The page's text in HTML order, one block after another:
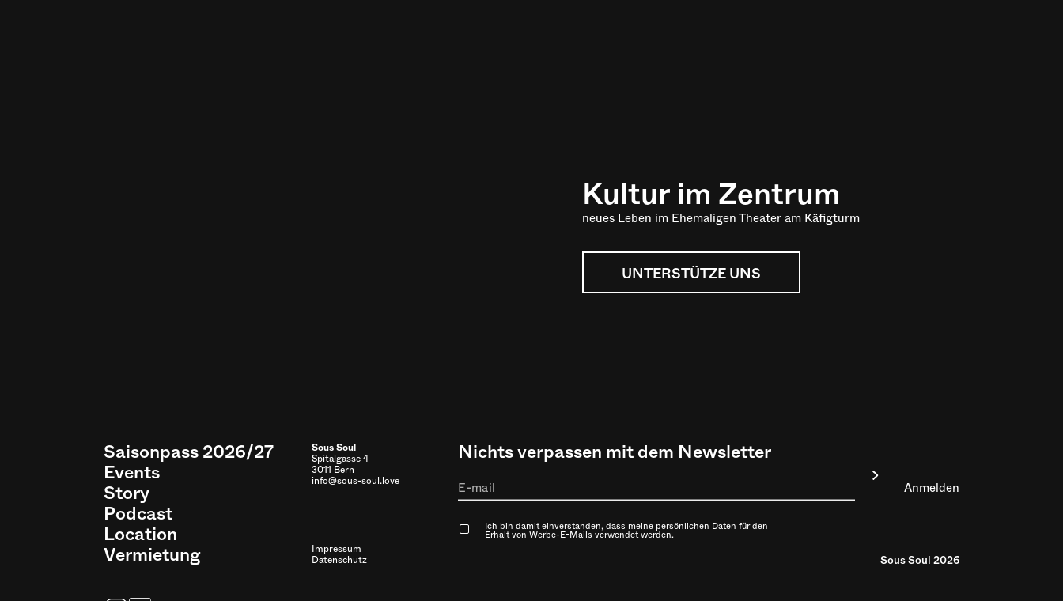
Kultur im Zentrum
neues Leben im Ehemaligen Theater am Käfigturm
UNTERSTÜTZE UNS
Saisonpass 2026/27
Events
Story
Podcast
Location
Vermietung
Sous Soul
Spitalgasse 4
3011 Bern
info@sous-soul.love
Impressum
Datenschutz
Nichts verpassen mit dem Newsletter
Ich bin damit einverstanden, dass meine persönlichen Daten für den
Erhalt von Werbe-E-Mails verwendet werden.
Sous Soul 2026